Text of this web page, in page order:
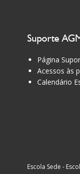
Suporte
Página
Acessos às
Calendário
Escola Sede -